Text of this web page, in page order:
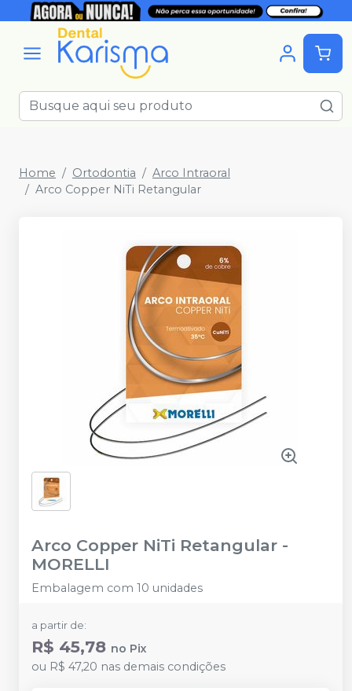
Home Ortodontia
Arco Intraoral
Arco Copper NiTi Retangular
Arco Copper NiTi Retangular -
MORELLI
Embalagem com 10 unidades
a partir de:
R$ 45,78 no Pix
ou R$ 47,20 nas demais condições